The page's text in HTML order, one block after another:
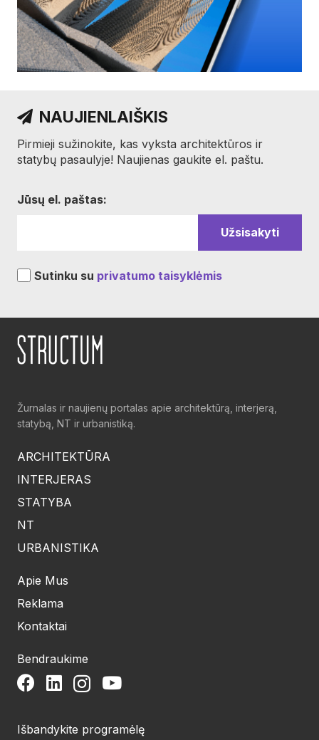
NAUJIENLAIŠKIS
Pirmieji sužinokite, kas vyksta architektūros ir
statybų pasaulyje! Naujienas gaukite el. paštu.
Jūsų el. paštas:
Sutinku su privatumo taisyklėmis
Žurnalas ir naujienų portalas apie architektūrą, interjerą,
statybą, NT ir urbanistiką.
ARCHITEKTŪRA
INTERJERAS
STATYBA
NT
URBANISTIKA
Apie Mus
Reklama
Kontaktai
Bendraukime
Išbandykite programėlę